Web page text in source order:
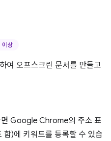
이상
여 오프스크린 문서를 만들고
Google Chrome의 주소 표
함)에 키워드를 등록할 수 있습